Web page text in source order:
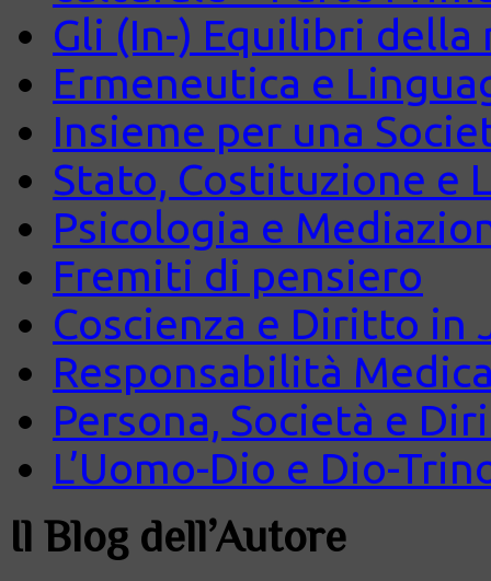
Gli (In-) Equilibri della
Ermeneutica e
Insieme per una
Stato, Costituzione e
Psicologia e
Fremiti di pensiero
Coscienza e Diritto in
Responsabilità
Persona, Società e
L’Uomo-Dio e Dio-
Il Blog dell’Autore